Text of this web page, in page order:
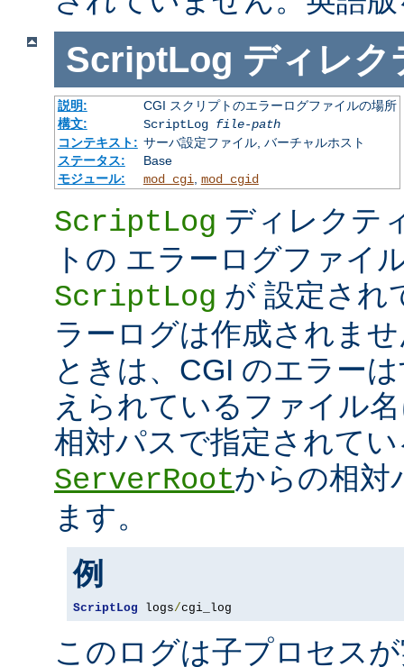
ScriptLog ディレク
説明:
CGI スクリプトのエラーログファイルの場所
構文:
ScriptLog file-path
コンテキスト: サーバ設定ファイル, バーチャルホスト
ステータス:
Base
モジュール:
mod_cgi, mod_cgid
ScriptLog ディレクテ
トの エラーログファイ
ScriptLog が 設定され
ラーログは作成されま
ときは、CGI のエラー
えられているファイル
相対パスで指定されて
ServerRootからの相対
ます。
例
ScriptLog logs/cgi_log
このログは子プロセス